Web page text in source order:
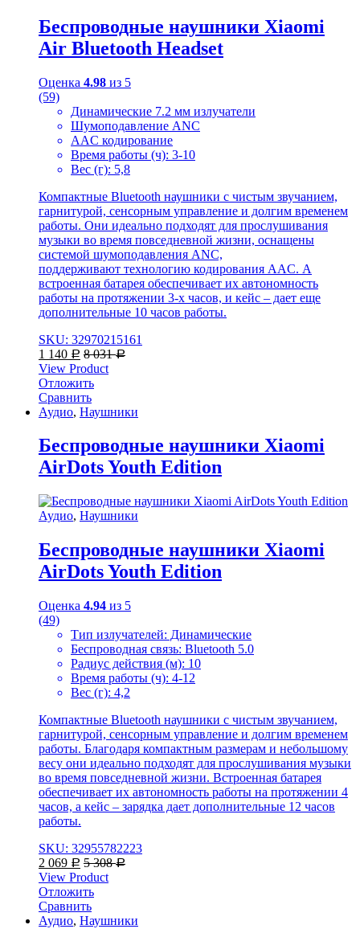
Беспроводные наушники Xiaomi
Air Bluetooth Headset
Оценка 4.98 из 5
(59)
Динамические 7.2 мм излучатели
Шумоподавление ANC
AAC кодирование
Время работы (ч): 3-10
Вес (г): 5,8
Компактные Bluetooth наушники с чистым звучанием,
гарнитурой, сенсорным управление и долгим временем
работы. Они идеально подходят для прослушивания
музыки во время повседневной жизни, оснащены
системой шумоподавления ANC,
поддерживают технологию кодирования AAC. А
встроенная батарея обеспечивает их автономность
работы на протяжении 3-х часов, и кейс – дает еще
дополнительные 10 часов работы.
SKU: 32970215161
1 140 Р 8 031Р
View Product
Отложить
Сравнить
Аудио, Наушники
Беспроводные наушники Xiaomi
AirDots Youth Edition
Аудио, Наушники
Беспроводные наушники Xiaomi
AirDots Youth Edition
Оценка 4.94 из 5
(49)
Тип излучателей: Динамические
Беспроводная связь: Bluetooth 5.0
Радиус действия (м): 10
Время работы (ч): 4-12
Вес (г): 4,2
Компактные Bluetooth наушники с чистым звучанием,
гарнитурой, сенсорным управление и долгим временем
работы. Благодаря компактным размерам и небольшому
весу они идеально подходят для прослушивания музыки
во время повседневной жизни. Встроенная батарея
обеспечивает их автономность работы на протяжении 4
часов, а кейс – зарядка дает дополнительные 12 часов
работы.
SKU: 32955782223
2 069 Р 5 308Р
View Product
Отложить
Сравнить
Аудио, Наушники